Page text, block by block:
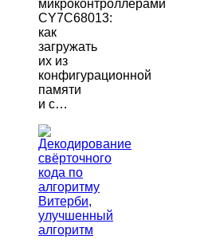
микроконтроллерами
CY7C68013:
как
загружать
их из
конфигурационной
памяти
и с…